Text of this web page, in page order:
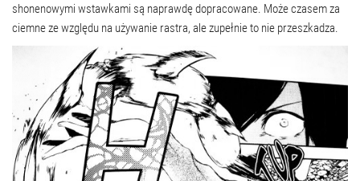
shonenowymi wstawkami są naprawdę dopracowane. Może czasem za
ciemne ze względu na używanie rastra, ale zupełnie to nie przeszkadza.